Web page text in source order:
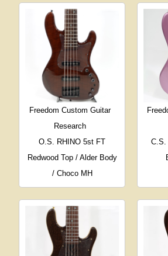
Freedom Custom Guitar
Research
O.S. RHINO 5st FT
Redwood Top / Alder Body
/ Choco MH
C.S.